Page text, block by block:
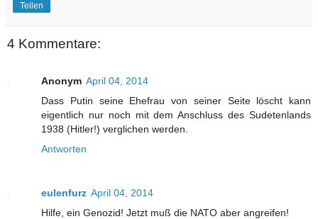
Teilen
4 Kommentare:
Anonym April 04, 2014
Dass Putin seine Ehefrau von seiner Seite löscht kann
eigentlich nur noch mit dem Anschluss des Sudetenlands
1938 (Hitler!) verglichen werden.
Antworten
eulenfurz April 04, 2014
Hilfe, ein Genozid! Jetzt muß die NATO aber angreifen!